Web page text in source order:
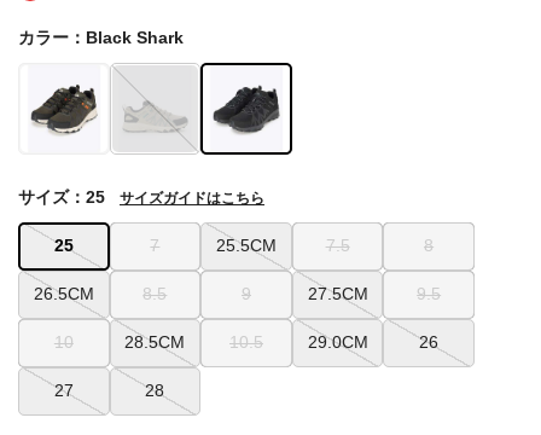
カラー：Black Shark
25 7 25.5CM 7.5 8
26.5CM 8.5 9 27.5CM 9.5
10 28.5CM 10.5 29.0CM 26
27 28
サイズ：25 サイズガイドはこちら